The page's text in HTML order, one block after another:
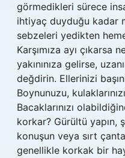
görmedikleri sürece
ihtiyaç duyduğu kadar
sebzeleri yedikten
Karşımıza ayı çıkarsa
yakınınıza gelirse,
değdirin. Ellerinizi
Boynunuzu,
Bacaklarınızı
korkar? Gürültü yapın,
konuşun veya sırt
genellikle korkak bir